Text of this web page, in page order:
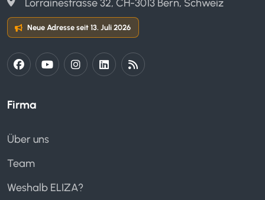
Firma
Über uns
Team
Weshalb ELIZA?
Lorrainestrasse 32, CH-3013 Bern, Schweiz
Neue Adresse seit 13. Juli 2026